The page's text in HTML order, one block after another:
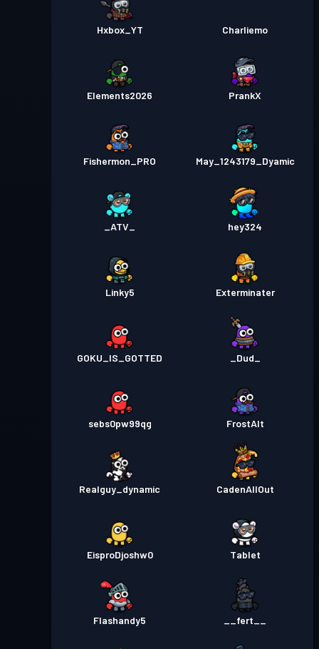
Hxbox_YT Charliemo
Elements2026 PrankX
Fishermon_PRO May_1243179_Dyamic
_ATV_ hey324
Linky5 Exterminater
GOKU_IS_GOTTED _Dud_
sebs0pw99qg FrostAlt
Realguy_dynamic CadenAllOut
EisproDjoshw0 Tablet
Flashandy5 __fert__